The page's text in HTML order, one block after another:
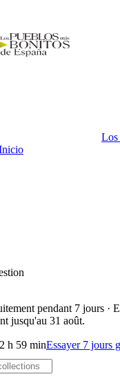
Los
pendant 7 jours ·
jusqu'au 31 août.
h 59 minEssayer 7 jours